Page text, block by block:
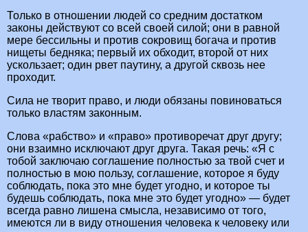
Только в отношении людей со средним достатком
законы действуют со всей своей силой; они в равной
мере бессильны и против сокровищ богача и против
нищеты бедняка; первый их обходит, второй от них
ускользает; один рвет паутину, а другой сквозь нее
проходит.
Сила не творит право, и люди обязаны повиноваться
только властям законным.
Слова «рабство» и «право» противоречат друг другу;
они взаимно исключают друг друга. Такая речь: «Я с
тобой заключаю соглашение полностью за твой счет и
полностью в мою пользу, соглашение, которое я буду
соблюдать, пока это мне будет угодно, и которое ты
будешь соблюдать, пока мне это будет угодно» — будет
всегда равно лишена смысла, независимо от того,
имеются ли в виду отношения человека к человеку или